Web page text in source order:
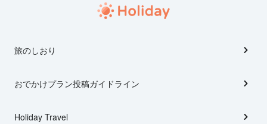
旅のしおり
おでかけプラン投稿ガイドライン
Holiday Travel